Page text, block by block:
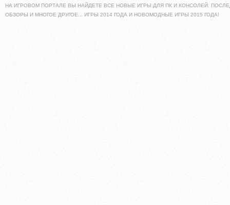
НА ИГРОВОМ ПОРТАЛЕ ВЫ НАЙДЕТЕ ВСЕ НОВЫЕ ИГРЫ ДЛЯ ПК И КОНСОЛЕЙ.
ОБЗОРЫ И МНОГОЕ ДРУГОЕ... ИГРЫ 2014 ГОДА И НОВОМОДНЫЕ ИГРЫ 2015 ГОДА!